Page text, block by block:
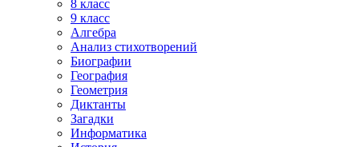
8 класс
9 класс
Алгебра
Анализ стихотворений
Биографии
География
Геометрия
Диктанты
Загадки
Информатика